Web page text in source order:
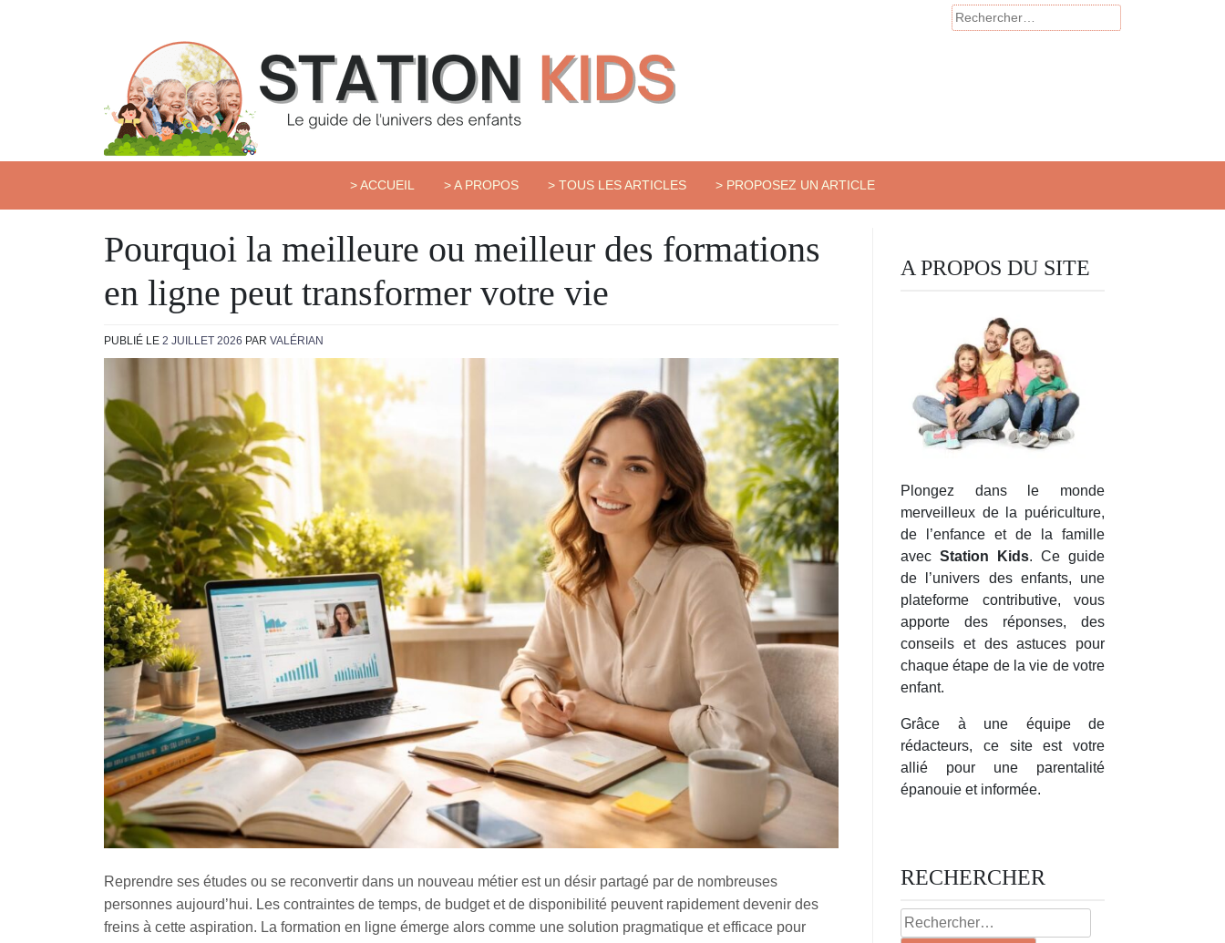
Rechercher :
> ACCUEIL > A PROPOS > TOUS LES ARTICLES > PROPOSEZ UN ARTICLE
Pourquoi la meilleure ou meilleur des formations
en ligne peut transformer votre vie
PUBLIÉ LE 2 JUILLET 2026 PAR VALÉRIAN
Reprendre ses études ou se reconvertir dans un nouveau métier est un désir partagé par de nombreuses
personnes aujourd’hui. Les contraintes de temps, de budget et de disponibilité peuvent rapidement devenir des
freins à cette aspiration. La formation en ligne émerge alors comme une solution pragmatique et efficace pour
A PROPOS DU SITE
Plongez dans le monde
merveilleux de la puériculture,
de l’enfance et de la famille
avec Station Kids. Ce guide
de l’univers des enfants, une
plateforme contributive, vous
apporte des réponses, des
conseils et des astuces pour
chaque étape de la vie de votre
enfant.
Grâce à une équipe de
rédacteurs, ce site est votre
allié pour une parentalité
épanouie et informée.
RECHERCHER
Rechercher :